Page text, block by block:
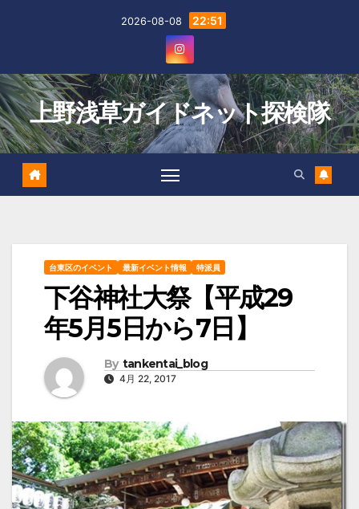
2026-08-08 22:51
上野浅草ガイドネット探検隊
台東区のイベント 最新イベント情報 特派員
下谷神社大祭【平成29
年5月5日から7日】
By tankentai_blog
4月 22, 2017